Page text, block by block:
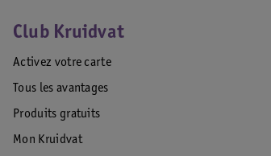
Club Kruidvat
Activez votre carte
Tous les avantages
Produits gratuits
Mon Kruidvat